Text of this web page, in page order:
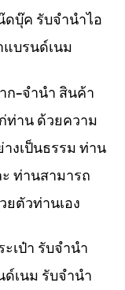
บุ๊ค รับจำนำไอ
บรนด์เนม
ก-จำนำ สินค้า
ท่าน ด้วยความ
งเป็นธรรม ท่าน
ท่านสามารถ
ตัวท่านเอง
เป๋า รับจำนำ
ด์เนม รับจำนำ